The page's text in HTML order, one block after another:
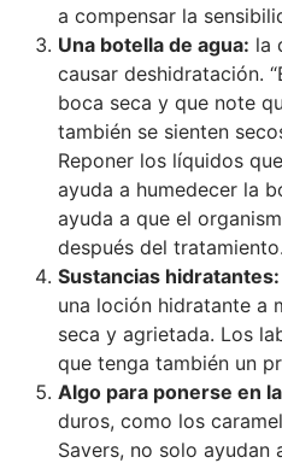
a compensar la
Una botella de agua: la
causar deshidratación.
boca seca y que note
también se sienten
Reponer los líquidos
ayuda a humedecer la
ayuda a que el
después del tratamiento.
Sustancias hidratantes:
una loción hidratante a
seca y agrietada. Los
que tenga también un
Algo para ponerse en
duros, como los
Savers, no solo ayudan